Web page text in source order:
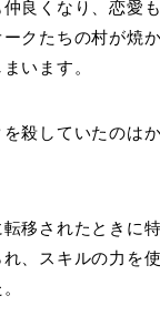
良くなり、恋愛
クたちの村が焼
います。
殺していたのは
移されたときに
、スキルの力を